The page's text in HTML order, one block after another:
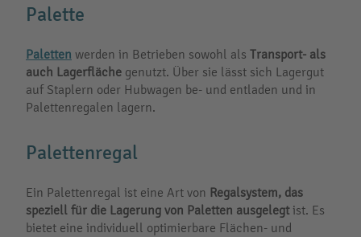
Palette
Paletten werden in Betrieben sowohl als Transport- als
auch Lagerfläche genutzt. Über sie lässt sich Lagergut
auf Staplern oder Hubwagen be- und entladen und in
Palettenregalen lagern.
Palettenregal
Ein Palettenregal ist eine Art von Regalsystem, das
speziell für die Lagerung von Paletten ausgelegtist. Es
bietet eine individuell optimierbare Flächen- und